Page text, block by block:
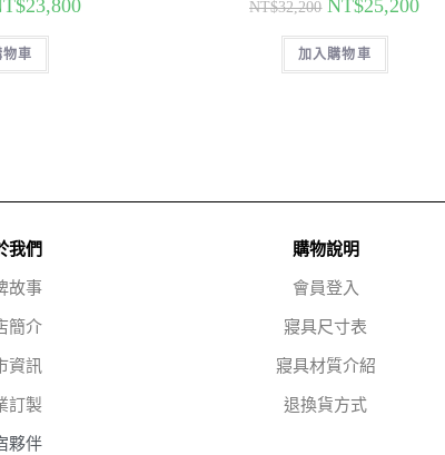
23,800
車
NT$32,200 NT$25,200
加入購物車
我們
故事
簡介
資訊
訂製
夥伴
購物說明
會員登入
寢具尺寸表
寢具材質介紹
退換貨方式